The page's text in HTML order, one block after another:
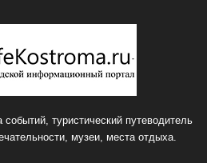
туристический путеводитель
музеи, места отдыха.